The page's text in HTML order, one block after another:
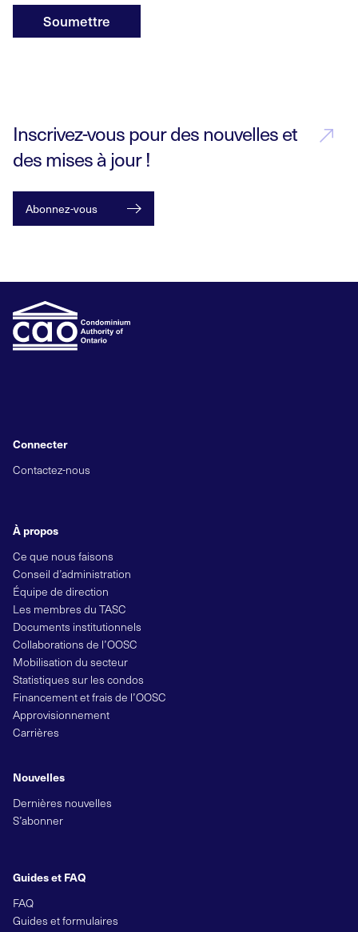
Soumettre
Inscrivez-vous pour des nouvelles et
des mises à jour !
Abonnez-vous
À propos
Ce que nous faisons
Conseil d’administration
Équipe de direction
Les membres du TASC
Documents institutionnels
Collaborations de l’OOSC
Mobilisation du secteur
Statistiques sur les condos
Financement et frais de l’OOSC
Approvisionnement
Carrières
Nouvelles
Dernières nouvelles
S’abonner
Guides et FAQ
FAQ
Guides et formulaires
Connecter
Contactez-nous